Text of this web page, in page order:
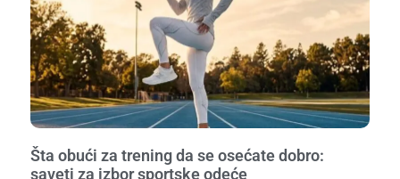
Šta obući za trening da se osećate dobro:
saveti za izbor sportske odeće